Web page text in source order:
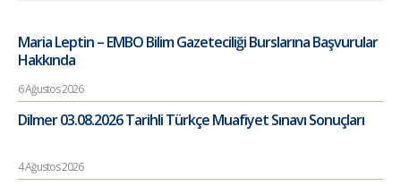
Maria Leptin – EMBO Bilim Gazeteciliği Burslarına Başvurular
Hakkında
6 Ağustos 2026
Dilmer 03.08.2026 Tarihli Türkçe Muafiyet Sınavı Sonuçları
4 Ağustos 2026